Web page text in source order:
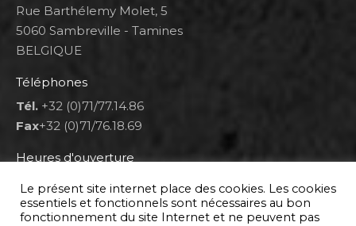
Rue Barthélemy Molet, 5
5060 Sambreville - Tamines
BELGIQUE
Téléphones
Tél. +32 (0)71/77.14.86
Fax+32 (0)71/76.18.69
Heures d'ouverture
Lun 8h00-12h00 et 12h30-14h30
Mar au ven 8h00-12h00 et 12h30-17h00
Sam 9h00-16h00
Le présent site internet place des cookies. Les cookies
essentiels et fonctionnels sont nécessaires au bon
fonctionnement du site Internet et ne peuvent pas